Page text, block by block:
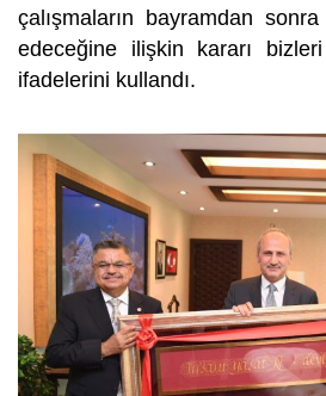
çalışmaların bayramdan
edeceğine ilişkin kararı
ifadelerini kullandı.